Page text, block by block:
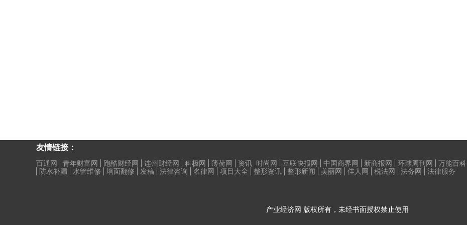
友情链接：
百通网 青年财富网 跑酷财经网 连州财经网 科极网 薄荷网 资讯_时尚网 互联快报网 中国商界网 新商报网 环球周刊网 万能百科
防水补漏
水管维修 墙面翻修 发稿 法律咨询 名律网 项目大全 整形资讯 整形新闻 美丽网 佳人网 税法网 法务网
法律服务
产业经济网 版权所有，未经书面授权禁止使用